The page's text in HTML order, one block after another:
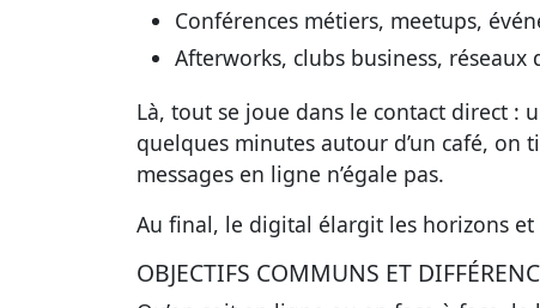
Conférences métiers, meetups,
Afterworks, clubs business, réseaux
Là, tout se joue dans le contact direct :
quelques minutes autour d’un café, on
messages en ligne n’égale pas.
Au final, le digital élargit les horizons
OBJECTIFS COMMUNS ET